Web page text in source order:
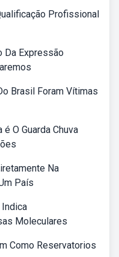
Profissional
Da Expressão
Brasil Foram Vítimas
O Guarda Chuva
Na
País
Moleculares
Como Reservatorios